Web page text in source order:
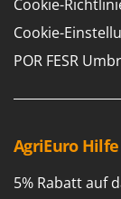
Spiralmac
Spring
Spyro
Stanley
Stocker
Sunseeker
Cookie-
Cookie-
POR FESR
AgriEuro Hilfe
5% Rabatt auf